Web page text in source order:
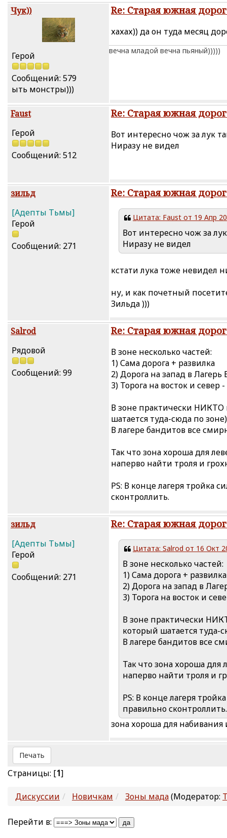
Чук))
Герой
Сообщений: 579
ыть монстры)))
Re: Старая южная
хахах)) да он туда месяц
вечна младой вечна пьяный)))))
Faust
Герой
Сообщений: 512
Re: Старая южная
Вот интересно чож за лук
Ниразу не видел
зильд
[Адепты Тьмы]
Герой
Сообщений: 271
Re: Старая южная
Цитата: Faust от 19 Апр
Вот интересно чож за
Ниразу не видел
кстати лука тоже невидел
ну, и как почетный
Зильда )))
Salrod
Рядовой
Сообщений: 99
Re: Старая южная
В зоне несколько частей:
1) Сама дорога + развилка
2) Дорога на запад в Лагерь
3) Торога на восток и север
В зоне практически НИКТО
шатается туда-сюда по
В лагере бандитов все
Так что зона хороша для
наперво найти троля и
PS: В конце лагеря тройка
сконтроллить.
зильд
[Адепты Тьмы]
Герой
Сообщений: 271
Re: Старая южная
Цитата: Salrod от 16 Окт
В зоне несколько частей:
1) Сама дорога + развилка
2) Дорога на запад в
3) Торога на восток и
В зоне практически
который шатается туда-
В лагере бандитов все
Так что зона хороша
наперво найти троля и
PS: В конце лагеря
правильно сконтроллить.
зона хороша для
Печать
Страницы: [1]
Дискуссии Новичкам Зоны мада(Модератор:
Перейти в: